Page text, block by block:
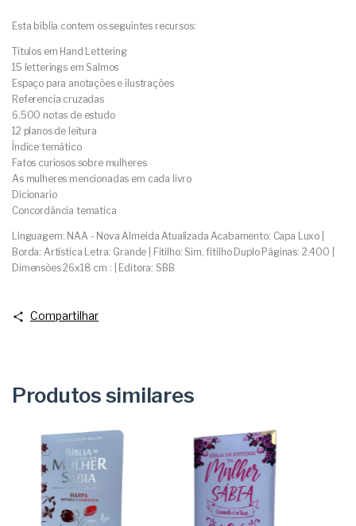
Esta bíblia contem os seguintes recursos:
Títulos em Hand Lettering
15 letterings em Salmos
Espaço para anotações e ilustrações
Referencia cruzadas
6.500 notas de estudo
12 planos de leitura
Índice temático
Fatos curiosos sobre mulheres
As mulheres mencionadas em cada livro
Dicionario
Concordância tematica
Linguagem: NAA - Nova Almeida Atualizada Acabamento: Capa Luxo |
Borda: Artística Letra: Grande | Fitilho: Sim, fitilho Duplo Páginas: 2.400 |
Dimensões 26x18 cm : | Editora: SBB
Compartilhar
Produtos similares